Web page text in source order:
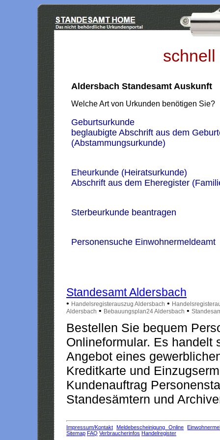
Aldersbach Standesamt Auskunft
Welche Art von Urkunden benötigen Sie?
Geburtsurkunde
beglaubigte Abschrift aus dem
(Abstammungsurkunde)
Eheurkunde (Heiratsurkunde)
Abschrift aus dem Eheregister
Sterbeurkunde beantragen
Personensuche Einwohnermeldeamt
Standesamt Aldersbach
• Handelsregisterauszug Aldersbach •
Aldersbach • Bebauungsplan24 Aldersbach •
Bestellen Sie bequem
Onlineformular. Es handelt
Angebot eines
Kreditkarte und
Kundenauftrag
Standesämtern und
Impressum/Kontakt Meldebescheinigung Online
Sitemap FAQ Verbraucherinfos Handelregister